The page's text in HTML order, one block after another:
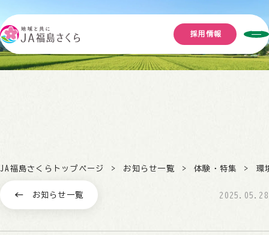
採用情報
JA福島さくらトップページ お知らせ一覧 体験・特集 環
お知らせ一覧 2025.05.28